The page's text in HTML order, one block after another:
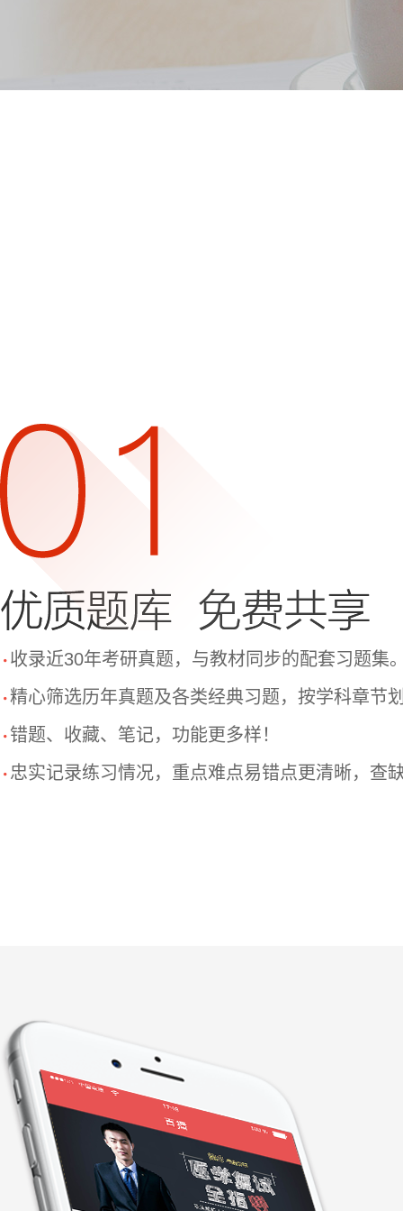
收录近30年考研真题，与教材同步的配套习题集
精心筛选历年真题及各类经典习题，按学科章节
错题、收藏、笔记，功能更多样！
忠实记录练习情况，重点难点易错点更清晰，查